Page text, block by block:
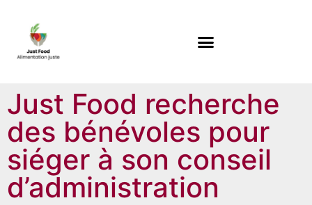
Just Food recherche
des bénévoles pour
siéger à son conseil
d’administration